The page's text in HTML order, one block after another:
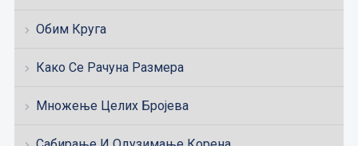
Обим Круга
Како Се Рачуна Размера
Множење Целих Бројева